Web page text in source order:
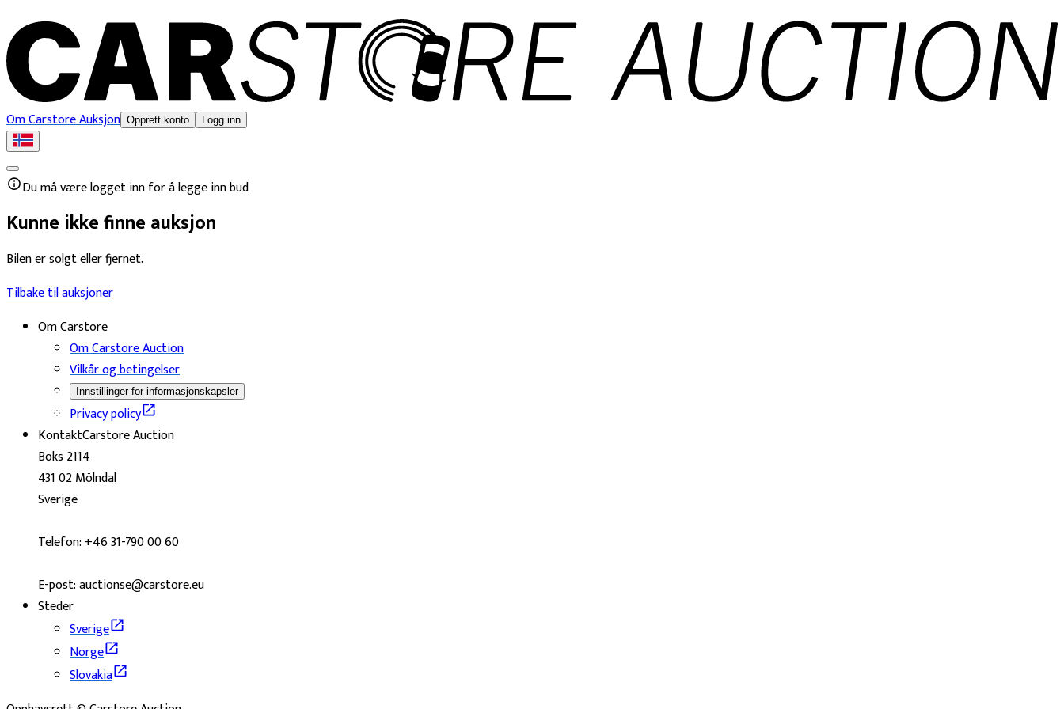
Om Carstore Auksjon Opprett konto Logg inn
Du må være logget inn for å legge inn bud
Kunne ikke finne auksjon
Bilen er solgt eller fjernet.
Tilbake til auksjoner
Om Carstore
Om Carstore Auction
Vilkår og betingelser
Innstillinger for informasjonskapsler
Privacy policy
KontaktCarstore Auction
Boks 2114
431 02 Mölndal
Sverige
Telefon: +46 31-790 00 60
E-post: auctionse@carstore.eu
Steder
Sverige
Norge
Slovakia